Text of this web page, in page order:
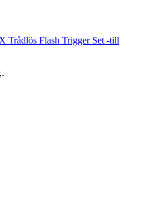
Trådlös Flash Trigger Set -till
,.